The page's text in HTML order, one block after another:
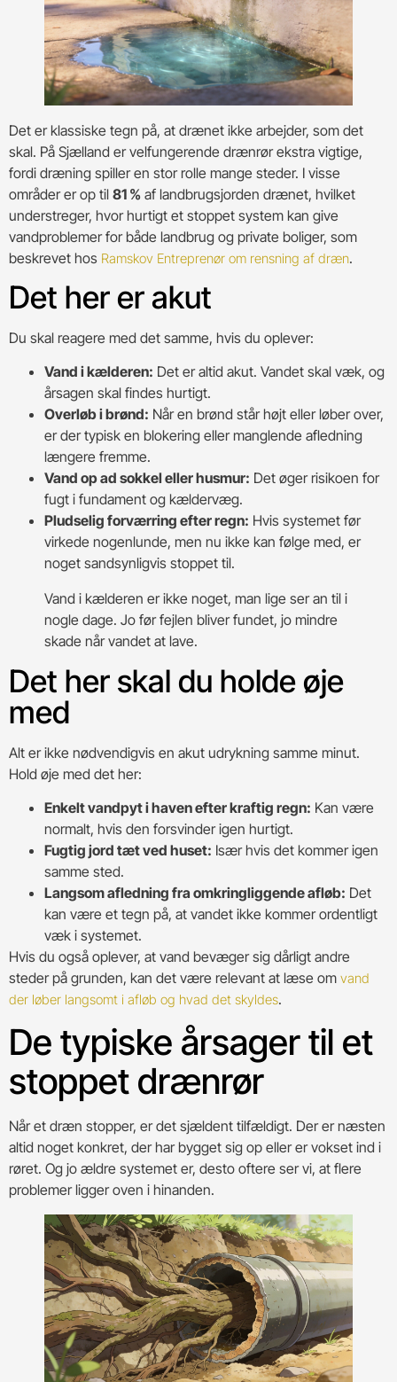
Det er klassiske tegn på, at drænet ikke arbejder, som det
skal. På Sjælland er velfungerende drænrør ekstra vigtige,
fordi dræning spiller en stor rolle mange steder. I visse
områder er op til 81 % af landbrugsjorden drænet, hvilket
understreger, hvor hurtigt et stoppet system kan give
vandproblemer for både landbrug og private boliger, som
beskrevet hos Ramskov Entreprenør om rensning af dræn.
Det her er akut
Du skal reagere med det samme, hvis du oplever:
Vand i kælderen: Det er altid akut. Vandet skal væk, og
årsagen skal findes hurtigt.
Overløb i brønd: Når en brønd står højt eller løber over,
er der typisk en blokering eller manglende afledning
længere fremme.
Vand op ad sokkel eller husmur: Det øger risikoen for
fugt i fundament og kældervæg.
Pludselig forværring efter regn: Hvis systemet før
virkede nogenlunde, men nu ikke kan følge med, er
noget sandsynligvis stoppet til.
Vand i kælderen er ikke noget, man lige ser an til i
nogle dage. Jo før fejlen bliver fundet, jo mindre
skade når vandet at lave.
Det her skal du holde øje
med
Alt er ikke nødvendigvis en akut udrykning samme minut.
Hold øje med det her:
Enkelt vandpyt i haven efter kraftig regn: Kan være
normalt, hvis den forsvinder igen hurtigt.
Fugtig jord tæt ved huset: Især hvis det kommer igen
samme sted.
Langsom afledning fra omkringliggende afløb: Det
kan være et tegn på, at vandet ikke kommer ordentligt
væk i systemet.
Hvis du også oplever, at vand bevæger sig dårligt andre
steder på grunden, kan det være relevant at læse om vand
der løber langsomt i afløb og hvad det skyldes.
De typiske årsager til et
stoppet drænrør
Når et dræn stopper, er det sjældent tilfældigt. Der er næsten
altid noget konkret, der har bygget sig op eller er vokset ind i
røret. Og jo ældre systemet er, desto oftere ser vi, at flere
problemer ligger oven i hinanden.